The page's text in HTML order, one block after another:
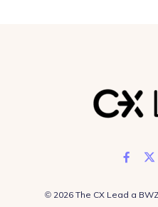
Like
© 2026 The CX Lead a BWZ